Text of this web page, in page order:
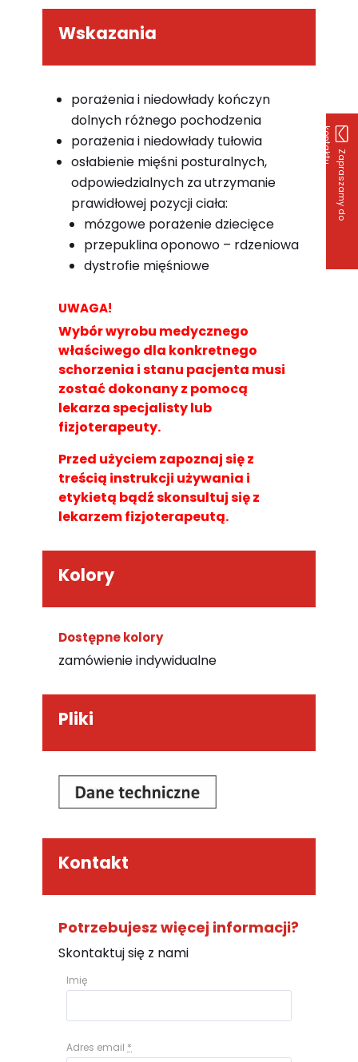
Z
a
p
r
a
s
z
a
m
y
d
o
k
o
n
t
a
k
t
u
Wskazania
porażenia i niedowłady kończyn
dolnych różnego pochodzenia
porażenia i niedowłady tułowia
osłabienie mięśni posturalnych,
odpowiedzialnych za utrzymanie
prawidłowej pozycji ciała:
mózgowe porażenie dziecięce
przepuklina oponowo – rdzeniowa
dystrofie mięśniowe
UWAGA!
Wybór wyrobu medycznego
właściwego dla konkretnego
schorzenia i stanu pacjenta musi
zostać dokonany z pomocą
lekarza specjalisty lub
fizjoterapeuty.
Przed użyciem zapoznaj się z
treścią instrukcji używania i
etykietą bądź skonsultuj się z
lekarzem fizjoterapeutą.
Kolory
Dostępne kolory
zamówienie indywidualne
Pliki
Kontakt
Potrzebujesz więcej informacji?
Skontaktuj się z nami
Imię
Adres email *